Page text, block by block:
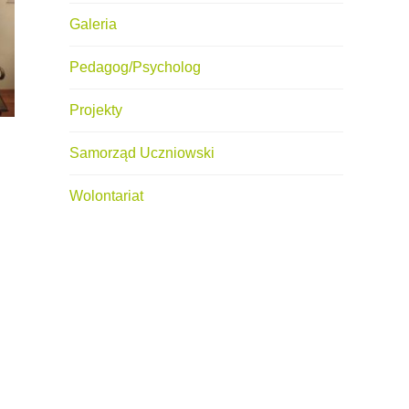
Galeria
Pedagog/Psycholog
Projekty
Samorząd Uczniowski
Wolontariat